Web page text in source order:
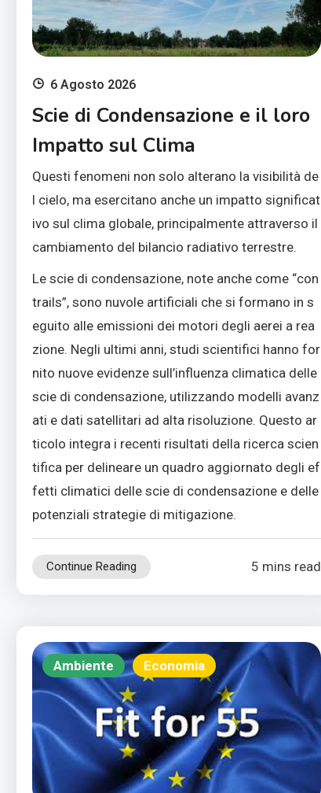
6 Agosto 2026
Scie di Condensazione e il loro
Impatto sul Clima
Questi fenomeni non solo alterano la visibilità de
l cielo, ma esercitano anche un impatto significat
ivo sul clima globale, principalmente attraverso il
cambiamento del bilancio radiativo terrestre.
Le scie di condensazione, note anche come “con
trails”, sono nuvole artificiali che si formano in s
eguito alle emissioni dei motori degli aerei a rea
zione. Negli ultimi anni, studi scientifici hanno for
nito nuove evidenze sull’influenza climatica delle
scie di condensazione, utilizzando modelli avanz
ati e dati satellitari ad alta risoluzione. Questo ar
ticolo integra i recenti risultati della ricerca scien
tifica per delineare un quadro aggiornato degli ef
fetti climatici delle scie di condensazione e delle
potenziali strategie di mitigazione.
Continue Reading 5 mins read
Ambiente Economia